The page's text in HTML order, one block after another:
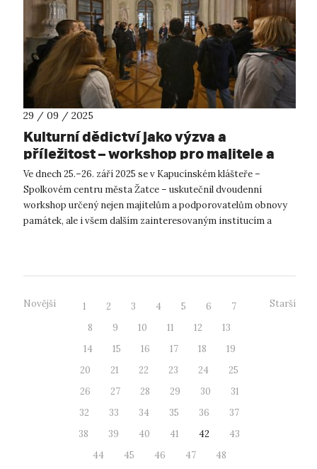
29 / 09 / 2025
Kulturní dědictví jako výzva a
příležitost – workshop pro majitele a
podporovatele obnovy památek
Ve dnech 25.–26. září 2025 se v Kapucínském klášteře –
Spolkovém centru města Žatce – uskutečnil dvoudenní
workshop určený nejen majitelům a podporovatelům obnovy
památek, ale i všem dalším zainteresovaným institucím a
Novější 1 2 3 4 5 6
7
8
9 10 11 12
13
14
15 16 17 18
19
20
21 22 23 24
25
26
27 28 29 30
31
32
33 34 35 36
37
38
39 40 41 42
43
44
45 46 47
48
Starší